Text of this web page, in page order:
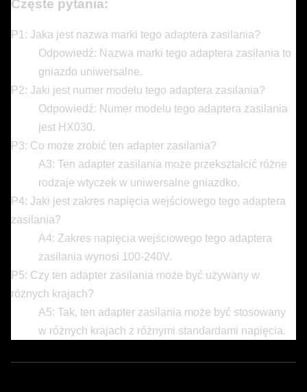
Częste pytania:
P1: Jaka jest nazwa marki tego adaptera zasilania?
Odpowiedź: Nazwa marki tego adaptera zasilania to
gniazdo uniwersalne.
P2: Jaki jest numer modelu tego adaptera zasilania?
Odpowiedź: Numer modelu tego adaptera zasilania
jest HX030.
P3: Co może zrobić ten adapter zasilania?
A3: Ten adapter zasilania może przekształcić różne
rodzaje wtyczek w uniwersalne gniazdko.
P4: Jaki jest zakres napięcia wejściowego tego adaptera
zasilania?
A4: Zakres napięcia wejściowego tego adaptera
zasilania wynosi 100-240V.
P5: Czy ten adapter zasilania może być używany w
różnych krajach?
A5: Tak, ten adapter zasilania może być stosowany
w różnych krajach z różnymi standardami napięcia.